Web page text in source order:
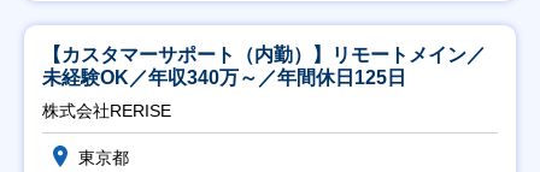
【カスタマーサポート（内勤）】リモートメイン／
未経験OK／年収340万～／年間休日125日
株式会社RERISE
東京都